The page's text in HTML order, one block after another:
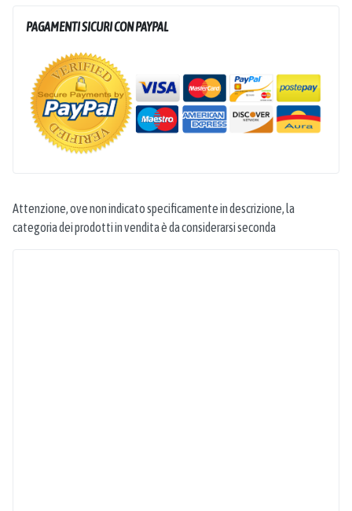
PAGAMENTI SICURI CON PAYPAL
Attenzione, ove non indicato specificamente in descrizione, la
categoria dei prodotti in vendita è da considerarsi seconda